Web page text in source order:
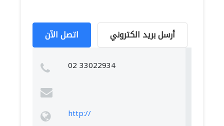
اتصل الآن أرسل بريد الكتروني
02 33022934
http://